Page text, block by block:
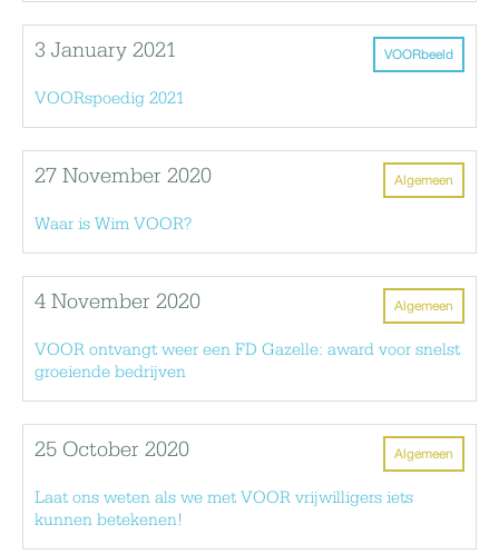
VOORbeeld
3 January 2021
VOORspoedig 2021
Algemeen
27 November 2020
Waar is Wim VOOR?
Algemeen
4 November 2020
VOOR ontvangt weer een FD Gazelle: award voor snelst
groeiende bedrijven
Algemeen
25 October 2020
Laat ons weten als we met VOOR vrijwilligers iets
kunnen betekenen!